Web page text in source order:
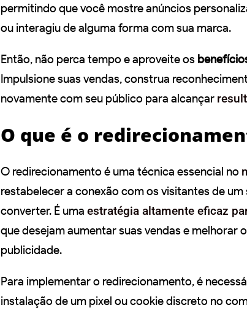
permitindo que você mostre anúncios
ou interagiu de alguma forma com sua marca.
Então, não perca tempo e aproveite os
Impulsione suas vendas, construa
novamente com seu público para alcançar
O que é o
O redirecionamento é uma técnica essencial no
restabelecer a conexão com os visitantes de
converter. É uma estratégia altamente eficaz
que desejam aumentar suas vendas e melhorar
publicidade.
Para implementar o redirecionamento, é
instalação de um pixel ou cookie discreto no